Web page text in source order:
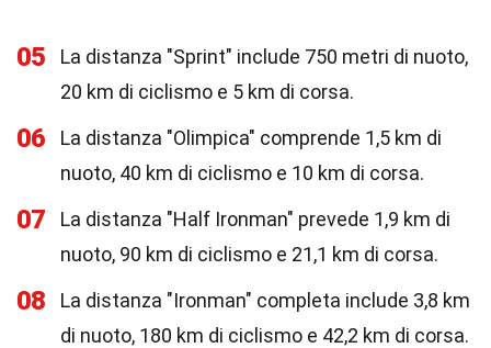
05
La distanza "Sprint" include 750 metri di nuoto,
20 km di ciclismo e 5 km di corsa.
06
La distanza "Olimpica" comprende 1,5 km di
nuoto, 40 km di ciclismo e 10 km di corsa.
07
La distanza "Half Ironman" prevede 1,9 km di
nuoto, 90 km di ciclismo e 21,1 km di corsa.
08
La distanza "Ironman" completa include 3,8 km
di nuoto, 180 km di ciclismo e 42,2 km di corsa.